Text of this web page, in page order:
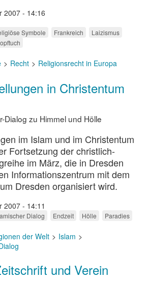
2007 - 14:16
Symbole Frankreich
Laizismus
Recht Religionsrecht in Europa
in Christentum
Dialog zu Himmel und Hölle
im Islam und im Christentum
Fortsetzung der christlich-
im März, die in Dresden
Informationszentrum mit dem
Dresden organisiert wird.
2007 - 14:11
Dialog Endzeit Hölle Paradies
der Welt
Islam
und Verein